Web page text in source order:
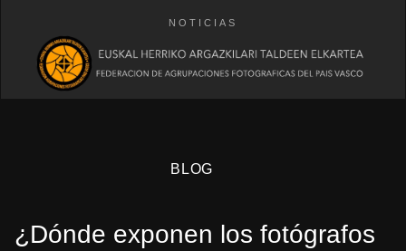
NOTICIAS
BLOG
¿Dónde exponen los fotógrafos